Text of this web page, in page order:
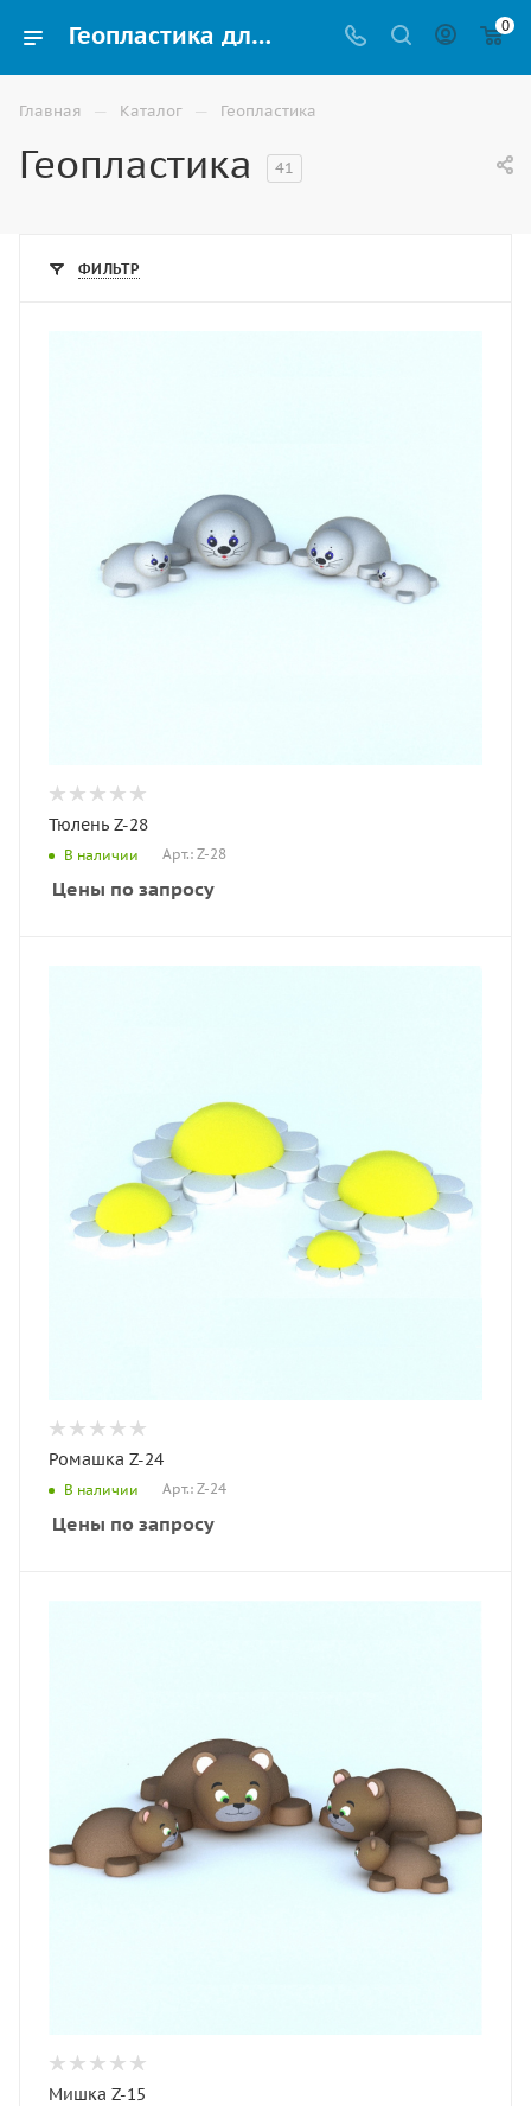
Геопластика для парка, сквера или детской площадки купить в Ставрополе 0
Главная — Каталог — Геопластика
Геопластика 41
ФИЛЬТР
Тюлень Z-28
В наличии Арт.: Z-28
Цены по запросу
Ромашка Z-24
В наличии Арт.: Z-24
Цены по запросу
Мишка Z-15